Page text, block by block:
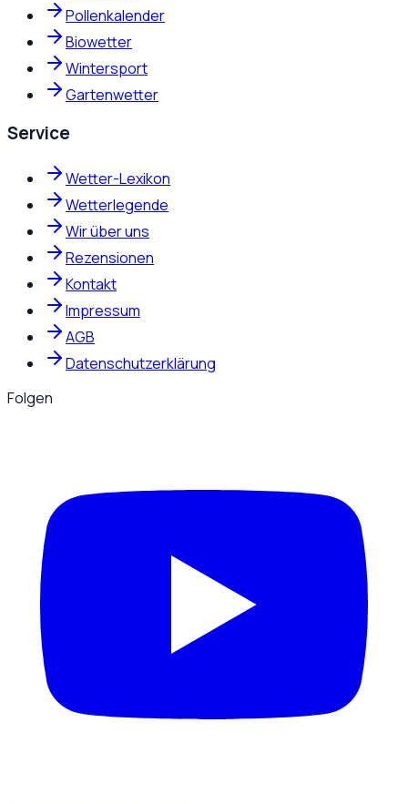
Pollenkalender
Biowetter
Wintersport
Gartenwetter
Service
Wetter-Lexikon
Wetterlegende
Wir über uns
Rezensionen
Kontakt
Impressum
AGB
Datenschutzerklärung
Folgen